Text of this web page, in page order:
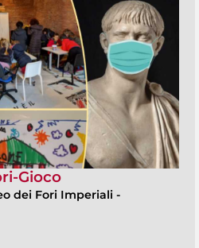
Gioco
dei Fori Imperiali -